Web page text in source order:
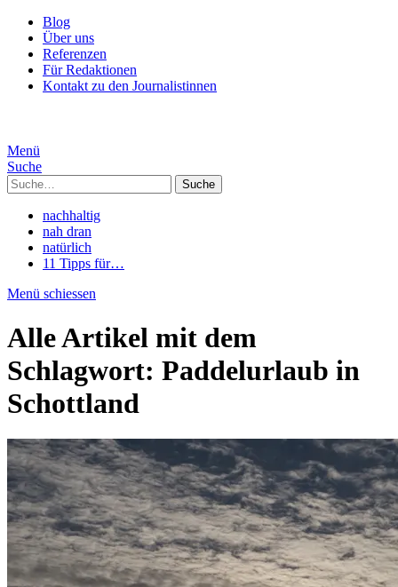
Blog
Über uns
Referenzen
Für Redaktionen
Kontakt zu den Journalistinnen
Menü
Suche
Suche
nachhaltig
nah dran
natürlich
11 Tipps für…
Menü schiessen
Alle Artikel mit dem
Schlagwort: Paddelurlaub in
Schottland